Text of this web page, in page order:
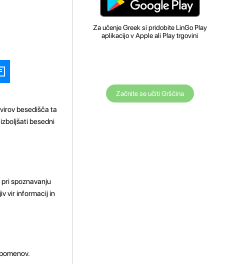
besedišča ta
besedni
spoznavanju
vir informacij in
Za učenje Greek si pridobite LinGo Play
aplikacijo v Apple ali Play trgovini
Začnite se učiti Grščina